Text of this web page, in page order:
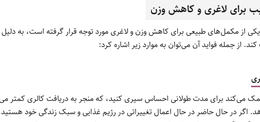
برای لاغری و کاهش وزن
از مکمل‌های طبیعی برای کاهش وزن و لاغری مورد توجه قرار گرفته است، به دلیل
از جمله فواید آن می‌توان به موارد زیر اشاره کرد:
می‌کند برای مدت طولانی احساس سیری کنید، که منجر به دریافت کالری کمتر
اگر در حال حاضر در حال اعمال تغییراتی در رژیم غذایی و سبک زندگی خود